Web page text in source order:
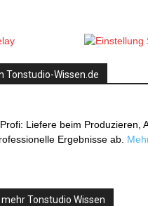
Tonstudio-Wissen.de
Liefere beim Produzieren,
Ergebnisse ab.
mehr Tonstudio Wissen